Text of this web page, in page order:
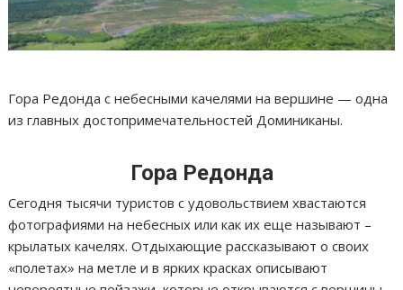
Гора Редонда с небесными качелями на вершине — одна
из главных достопримечательностей Доминиканы.
Гора Редонда
Сегодня тысячи туристов с удовольствием хвастаются
фотографиями на небесных или как их еще называют –
крылатых качелях. Отдыхающие рассказывают о своих
«полетах» на метле и в ярких красках описывают